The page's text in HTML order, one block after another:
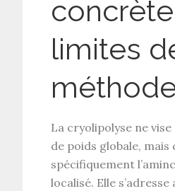
limites
La cryolipolyse ne
de poids globale, mais
spécifiquement
localisé. Elle